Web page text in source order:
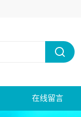
在线留言